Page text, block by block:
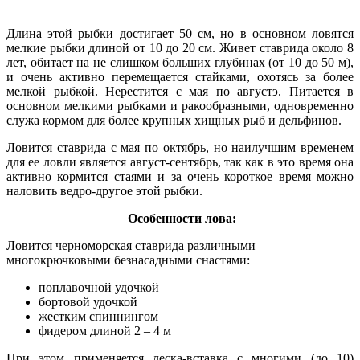
Длина этой рыбки достигает 50 см, но в основном ловятся
мелкие рыбки длиной от 10 до 20 см. Живет ставрида около 8
лет, обитает на не слишком больших глубинах (от 10 до 50 м),
и очень активно перемещается стайками, охотясь за более
мелкой рыбкой. Нерестится с мая по августэ. Питается в
основном мелкими рыбками и ракообразными, одновременно
служа кормом для более крупных хищных рыб и дельфинов.
Ловится ставрида с мая по октябрь, но наилучшим временем
для ее ловли является август-сентябрь, так как в это время она
активно кормится стаями и за очень короткое время можно
наловить ведро-другое этой рыбки.
Особенности лова:
Ловится черноморская ставрида различными
многокрючковыми безнасадными снастями:
поплавочной удочкой
бортовой удочкой
жестким спиннингом
фидером длиной 2 – 4 м